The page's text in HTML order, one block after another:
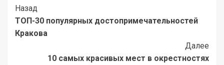
Post
Navigation
Назад
ТОП-30 популярных достопримечательностей
Кракова
Далее
10 самых красивых мест в окрестностях